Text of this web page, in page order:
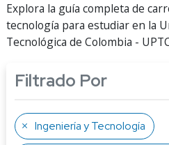
Explora la guía completa de
tecnología para estudiar en la
Tecnológica de Colombia -
Filtrado Por
Ingeniería y Tecnología